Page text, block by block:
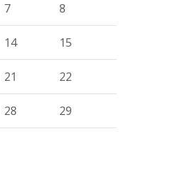
7 8
14 15
21 22
28 29